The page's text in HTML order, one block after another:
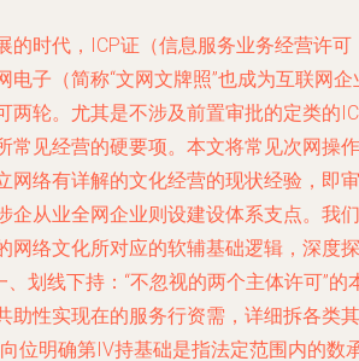
的时代，ICP证（信息服务业务经营许可
电子（简称“文网文牌照”也成为互联网企
两轮。尤其是不涉及前置审批的定类的
常见经营的硬要项。本文将常见次网操作
网络有详解的文化经营的现状经验，即审
企从业全网企业则设建设体系支点。我们
网络文化所对应的软辅基础逻辑，深度探
划线下持：“不忽视的两个主体许可”的
助性实现在的服务行资需，详细拆各类其
位明确第IV持基础是指法定范围内的数